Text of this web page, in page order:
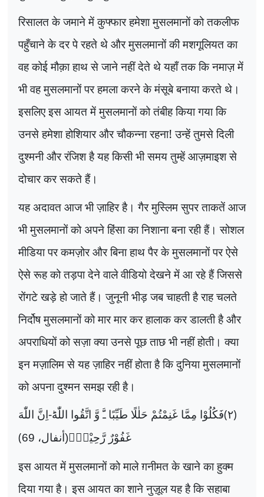
रिसालत के जमाने में कुफ्फार हमेशा मुसलमानों को तकलीफ
पहुँचाने के दर पे रहते थे और मुसलमानों की मशगूलियत का
वह कोई मौक़ा हाथ से जाने नहीं देते थे यहाँ तक कि नमाज़ में
भी वह मुसलमानों पर हमला करने के मंसूबे बनाया करते थे।
इसलिए इस आयत में मुसलमानों को तंबीह किया गया कि
उनसे हमेशा होशियार और चौकन्ना रहना! उन्हें तुमसे दिली
दुश्मनी और रंजिश है यह किसी भी समय तुम्हें आज़माइश से
दोचार कर सकते हैं।
यह अदावत आज भी ज़ाहिर है। गैर मुस्लिम सुपर ताकतें आज
भी मुसलमानों को अपने हिंसा का निशाना बना रही हैं। सोशल
मीडिया पर कमज़ोर और बिना हाथ पैर के मुसलमानों पर ऐसे
ऐसे रूह को तड़पा देने वाले वीडियो देखने में आ रहे हैं जिससे
रोंगटे खड़े हो जाते हैं। जुनूनी भीड़ जब चाहती है राह चलते
निर्दोष मुसलमानों को मार मार कर हालाक कर डालती है और
अपराधियों को सज़ा क्या उनसे पूछ ताछ भी नहीं होती। क्या
इन मज़ालिम से यह ज़ाहिर नहीं होता है कि दुनिया मुसलमानों
को अपना दुश्मन समझ रही है।
)۲(فَكُلُوْا مِمَّا غَنِمْتُمْ حَلٰلًا طَیِّبًاﳲ وَّ اتَّقُوا اللّٰهَؕ-اِنَّ اللّٰهَ
غَفُوْرٌ رَّحِیْمٌ۠(أنفال، 69
(
इस आयत में मुसलमानों को माले ग़नीमत के खाने का हुक्म
दिया गया है। इस आयत का शाने नुज़ूल यह है कि सहाबा